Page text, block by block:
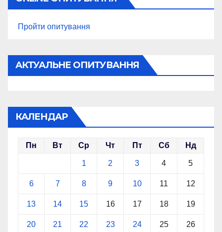
Пройти опитування
АКТУАЛЬНЕ ОПИТУВАННЯ
КАЛЕНДАР
Пн Вт Ср Чт Пт Сб Нд
1 2 3 4 5
6 7 8 9 10 11 12
13 14 15 16 17 18 19
20 21 22 23 24 25 26